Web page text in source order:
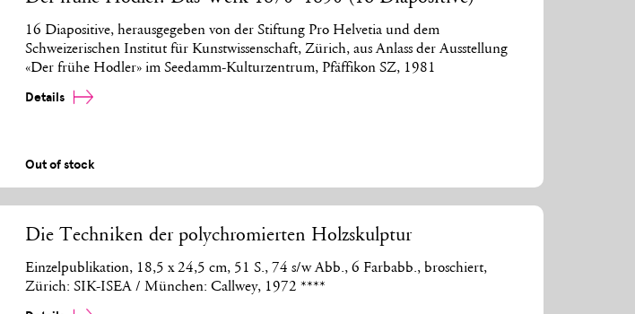
16 Diapositive, herausgegeben von der Stiftung Pro Helvetia und dem
Schweizerischen Institut für Kunstwissenschaft, Zürich, aus Anlass der Ausstellung
«Der frühe Hodler» im Seedamm-Kulturzentrum, Pfäffikon SZ, 1981
Details
Out of stock
Die Techniken der polychromierten Holzskulptur
Einzelpublikation, 18,5 x 24,5 cm, 51 S., 74 s/w Abb., 6 Farbabb., broschiert,
Zürich: SIK-ISEA / München: Callwey, 1972 ****